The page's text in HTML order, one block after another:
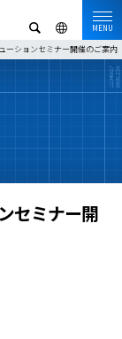
MENU
ーションセミナー開催のご案内
セミナー開